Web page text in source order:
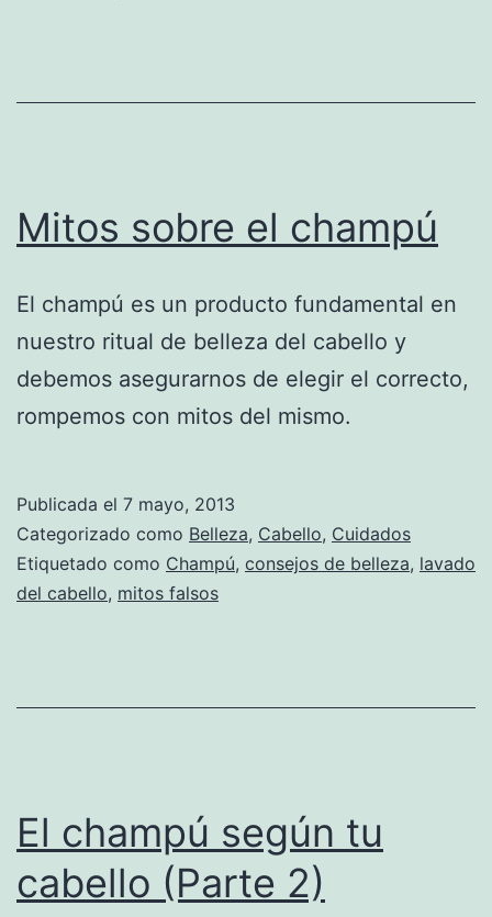
Mitos sobre el champú
El champú es un producto fundamental en
nuestro ritual de belleza del cabello y
debemos asegurarnos de elegir el correcto,
rompemos con mitos del mismo.
Publicada el 7 mayo, 2013
Categorizado como Belleza, Cabello, Cuidados
Etiquetado como Champú, consejos de belleza, lavado
del cabello, mitos falsos
El champú según tu
cabello (Parte 2)